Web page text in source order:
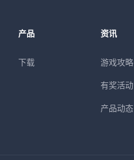
产品
下载
资讯
游戏攻略
有奖活动
产品动态